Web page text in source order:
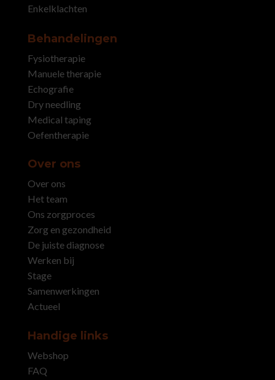
Enkelklachten
Behandelingen
Fysiotherapie
Manuele therapie
Echografie
Dry needling
Medical taping
Oefentherapie
Over ons
Over ons
Het team
Ons zorgproces
Zorg en gezondheid
De juiste diagnose
Werken bij
Stage
Samenwerkingen
Actueel
Handige links
Webshop
FAQ